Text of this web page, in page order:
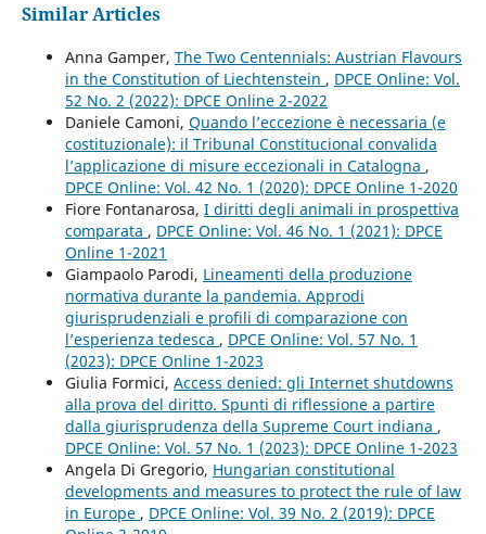
Similar Articles
Anna Gamper, The Two Centennials: Austrian Flavours
in the Constitution of Liechtenstein , DPCE Online: Vol.
52 No. 2 (2022): DPCE Online 2-2022
Daniele Camoni, Quando l’eccezione è necessaria (e
costituzionale): il Tribunal Constitucional convalida
l’applicazione di misure eccezionali in Catalogna ,
DPCE Online: Vol. 42 No. 1 (2020): DPCE Online 1-2020
Fiore Fontanarosa, I diritti degli animali in prospettiva
comparata , DPCE Online: Vol. 46 No. 1 (2021): DPCE
Online 1-2021
Giampaolo Parodi, Lineamenti della produzione
normativa durante la pandemia. Approdi
giurisprudenziali e profili di comparazione con
l’esperienza tedesca , DPCE Online: Vol. 57 No. 1
(2023): DPCE Online 1-2023
Giulia Formici, Access denied: gli Internet shutdowns
alla prova del diritto. Spunti di riflessione a partire
dalla giurisprudenza della Supreme Court indiana ,
DPCE Online: Vol. 57 No. 1 (2023): DPCE Online 1-2023
Angela Di Gregorio, Hungarian constitutional
developments and measures to protect the rule of law
in Europe , DPCE Online: Vol. 39 No. 2 (2019): DPCE